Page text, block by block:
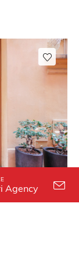
Agency